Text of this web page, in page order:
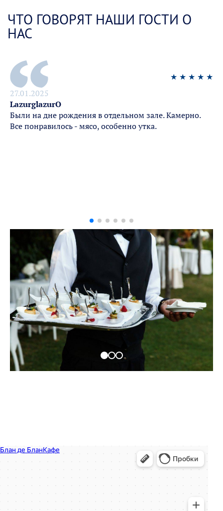
ЧТО ГОВОРЯТ НАШИ ГОСТИ О
НАС
27.01.2025
LazurglazurO
★ ★ ★ ★ ★
Были на дне рождения в отдельном зале. Камерно.
Все понравилось - мясо, особенно утка.